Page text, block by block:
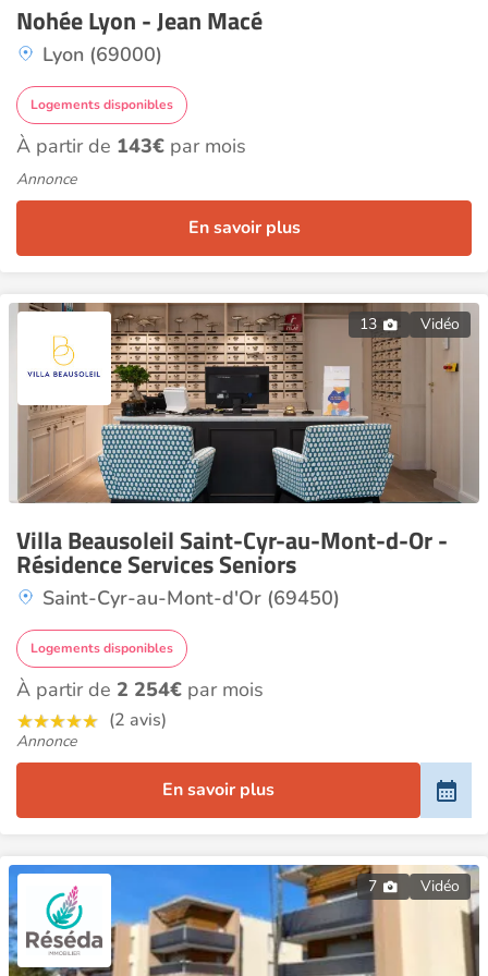
Nohée Lyon - Jean Macé
Lyon (69000)
Logements disponibles
À partir de 143€ par mois
Annonce
En savoir plus
13 Vidéo
Villa Beausoleil Saint-Cyr-au-Mont-d-Or -
Résidence Services Seniors
Saint-Cyr-au-Mont-d'Or (69450)
Logements disponibles
À partir de 2 254€ par mois
(2 avis)
Annonce
En savoir plus
7 Vidéo